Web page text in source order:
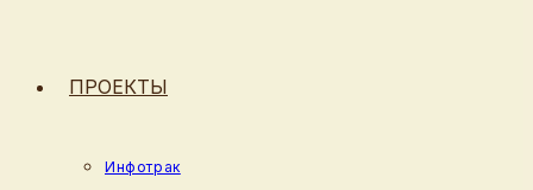
ПРОЕКТЫ
Инфотрак